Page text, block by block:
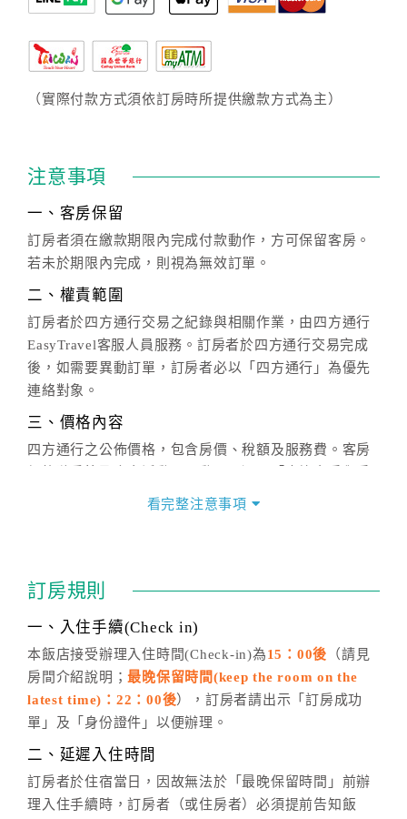
（實際付款方式須依訂房時所提供繳款方式為主）
注意事項
一、客房保留
訂房者須在繳款期限內完成付款動作，方可保留客房。
若未於期限內完成，則視為無效訂單。
二、權責範圍
訂房者於四方通行交易之紀錄與相關作業，由四方通行
EasyTravel客服人員服務。訂房者於四方通行交易完成
後，如需要異動訂單，訂房者必以「四方通行」為優先
連絡對象。
三、價格內容
四方通行之公佈價格，包含房價、稅額及服務費。客房
價」之當日價格為標準。
話方式異動訂單。
※非客服時間之申辦異動，皆為次日計算及辦理。
五、客服時間
週一至週日，上午9:00～晚上6:00
六、聯絡方式
(07)9682715 。
看完整注意事項
訂房規則
一、入住手續(Check in)
本飯店接受辦理入住時間(Check-in)為15：00後 （請見
房間介紹說明；最晚保留時間(keep the room on the
latest time)：22：00後），訂房者請出示「訂房成功
單」及「身份證件」以便辦理。
二、延遲入住時間
訂房者於住宿當日，因故無法於「最晚保留時間」前辦
理入住手續時，訂房者（或住房者）必須提前告知飯